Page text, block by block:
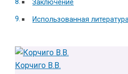
Заключение
Использованная
Корчиго В.В.